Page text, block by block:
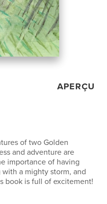
APERÇU
of two Golden
and adventure are
importance of having
a mighty storm, and
book is full of excitement!